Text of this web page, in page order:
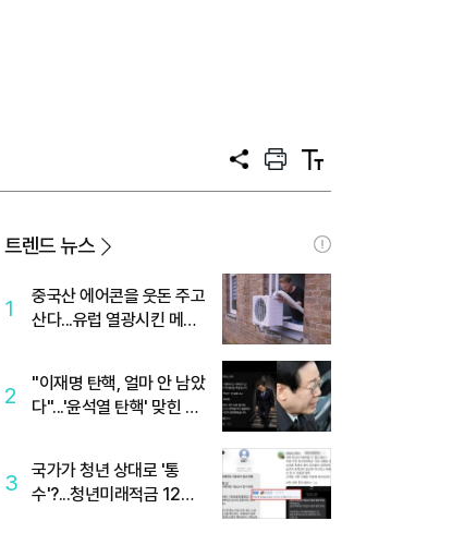
공
프
트
텍
트
트렌드 뉴스
1
중국산 에어콘을 웃돈 주고
산다...유럽 열광시킨 메이
2
"이재명 탄핵, 얼마 안 남았
다"...'윤석열 탄핵' 맞힌 무
3
국가가 청년 상대로 '통
수'?...청년미래적금 12%